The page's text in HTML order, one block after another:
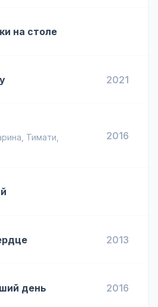
на столе
2021
Тимати 2016
2013
день 2016